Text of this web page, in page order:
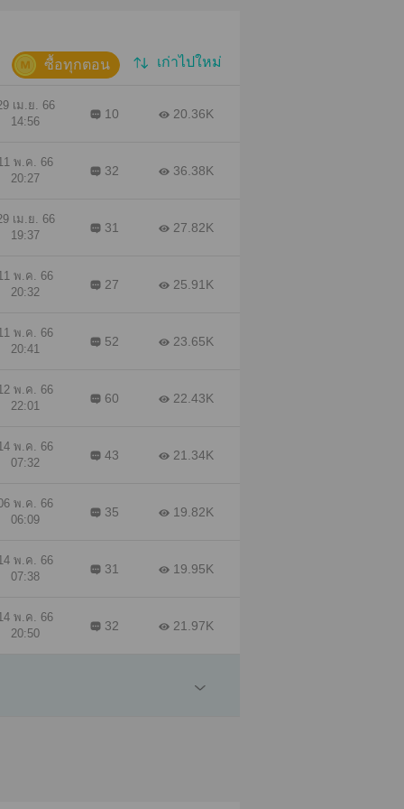
พี่
รับ
ง
ป็น
นั้น
น
" "
จุก
น
อ
คน
เก่าไปใหม่
ซื้อทุกตอน
เม.ย. 66
14:56
10 20.36K
พ.ค. 66
20:27
32 36.38K
เม.ย. 66
19:37
31 27.82K
พ.ค. 66
20:32
27 25.91K
พ.ค. 66
20:41
52 23.65K
พ.ค. 66
22:01
60 22.43K
พ.ค. 66
07:32
43 21.34K
พ.ค. 66
06:09
35 19.82K
พ.ค. 66
07:38
31 19.95K
พ.ค. 66
20:50
32 21.97K